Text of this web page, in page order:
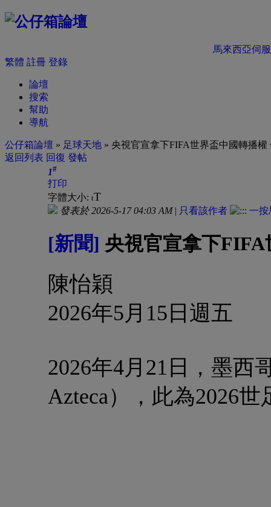
馬來西亞伺
繁體 註冊 登錄
論壇
搜索
幫助
導航
公仔箱論壇 » 足球天地 » 央視官宣拿下FIFA世界盃中國轉播權
返回列表 回復 發帖
1#
打印
字體大小: tT
發表於 2026-5-17 04:03 AM| 只看該作者
[新聞] 央視官宣拿下
陳怡穎
2026年5月15日週五
2026年4月21日，墨西
Azteca），此為2026